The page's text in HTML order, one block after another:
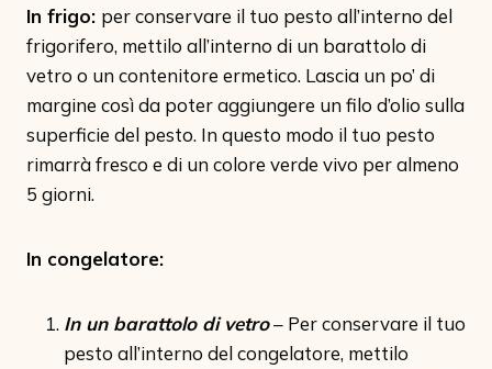
In frigo: per conservare il tuo pesto all’interno del
frigorifero, mettilo all’interno di un barattolo di
vetro o un contenitore ermetico. Lascia un po’ di
margine così da poter aggiungere un filo d’olio sulla
superficie del pesto. In questo modo il tuo pesto
rimarrà fresco e di un colore verde vivo per almeno
5 giorni.
In congelatore:
In un barattolo di vetro– Per conservare il tuo
pesto all’interno del congelatore, mettilo